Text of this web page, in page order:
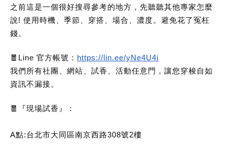
之前這是一個很好搜尋參考的地方，先聽聽其他專家怎麼
說! 使用時機、季節、穿搭、場合、濃度。避免花了冤枉
錢。
🧧Line 官方帳號： https://lin.ee/yNe4U4i
我們所有社團、網站、試香、活動任意門，讓您穿梭自如
資訊不漏接。
🧧 『現場試香』：
A點:台北市大同區南京西路308號2樓